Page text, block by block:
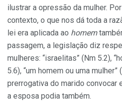
ilustrar a opressão da mulher.
contexto, o que nos dá toda a
lei era aplicada ao homem
passagem, a legislação diz
mulheres: “israelitas” (Nm 5.2),
5.6), “um homem ou uma
prerrogativa do marido convocar
a esposa podia também.